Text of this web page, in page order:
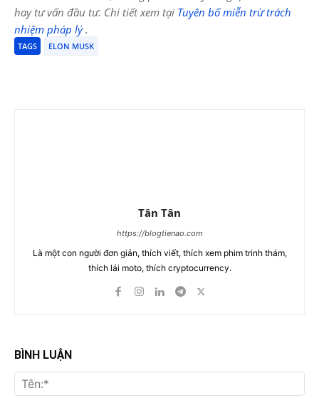
hay tư vấn đầu tư. Chi tiết xem tại Tuyên bố miễn trừ trách
nhiệm pháp lý.
TAGS ELON MUSK
Tân Tân
https://blogtienao.com
Là một con người đơn giản, thích viết, thích xem phim trinh thám,
thích lái moto, thích cryptocurrency.
BÌNH LUẬN